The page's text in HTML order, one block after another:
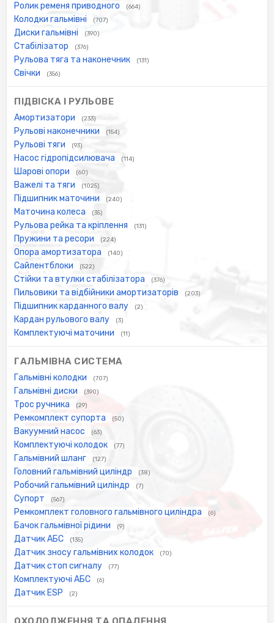
Ролик ременя приводного (664)
Колодки гальмівні (707)
Диски гальмівні (390)
Стабілізатор (376)
Рульова тяга та наконечник (131)
Свічки (356)
ПІДВІСКА І РУЛЬОВЕ
Амортизатори (233)
Рульові наконечники (154)
Рульові тяги (93)
Насос гідропідсилювача (114)
Шарові опори (60)
Важелі та тяги (1025)
Підшипник маточини (240)
Маточина колеса (35)
Рульова рейка та кріплення (131)
Пружини та ресори (224)
Опора амортизатора (140)
Сайлентблоки (522)
Стійки та втулки стабілізатора (376)
Пильовики та відбійники амортизаторів (203)
Підшипник карданного валу (2)
Кардан рульового валу (3)
Комплектуючі маточини (11)
ГАЛЬМІВНА СИСТЕМА
Гальмівні колодки (707)
Гальмівні диски (390)
Трос ручника (29)
Ремкомплект супорта (50)
Вакуумний насос (63)
Комплектуючі колодок (77)
Гальмівний шланг (127)
Головний гальмівний циліндр (38)
Робочий гальмівний циліндр (7)
Супорт (567)
Ремкомплект головного гальмівного циліндра (6)
Бачок гальмівної рідини (9)
Датчик АБС (135)
Датчик зносу гальмівних колодок (70)
Датчик стоп сигналу (77)
Комплектуючі АБС (6)
Датчик ESP (2)